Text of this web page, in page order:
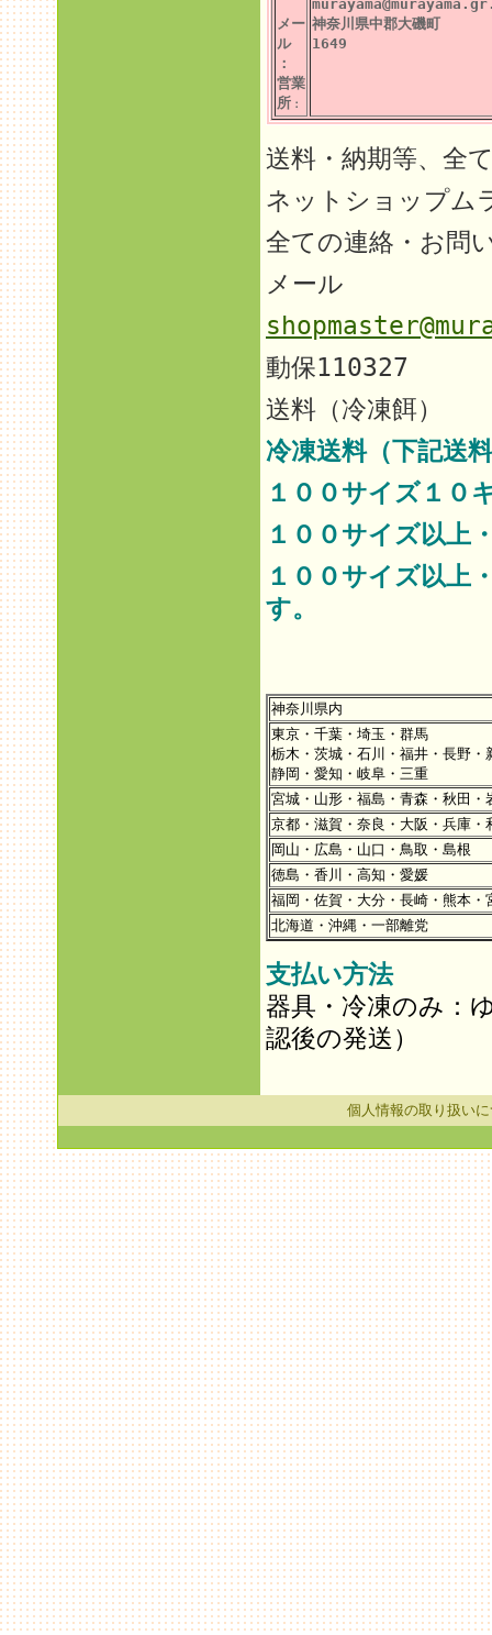
メー
ル
：
営業
所 ：
神奈川県中郡大磯町
1649
送料・納期等、全
ネットショップム
全ての連絡・お問
メール
動保110327
送料（冷凍餌）
冷凍送料（下記送
１００サイズ１０
１００サイズ以上
１００サイズ以上
す。
神奈川県内
東京・千葉・埼玉・群馬
栃木・茨城・石川・福井・長野・
静岡・愛知・岐阜・三重
宮城・山形・福島・青森・秋田・
京都・滋賀・奈良・大阪・兵庫・
岡山・広島・山口・鳥取・島根
徳島・香川・高知・愛媛
福岡・佐賀・大分・長崎・熊本・
北海道・沖縄・一部離党
支払い方法
器具・冷凍のみ：
認後の発送）
個人情報の取り扱い